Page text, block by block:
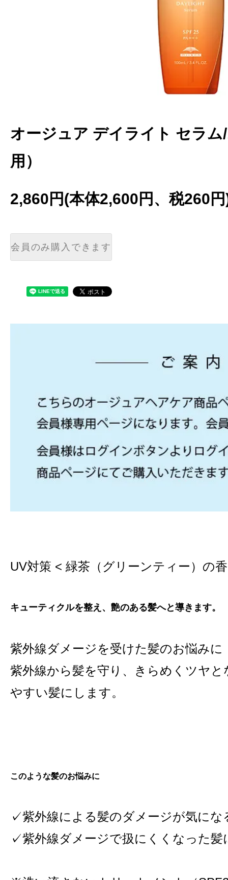
オージュア デイライト セラ
用）
2,860円(本体2,600円、税260
会員のみ購入できます
UV対策 < 緑茶（グリーンティー）の
キューティクルを整え、艶のある髪へと導きます。
紫外線ダメージを受けた髪のお悩みに
紫外線から髪を守り、きらめくツヤ
やすい髪にします。
このような髪のお悩みに
✓紫外線による髪のダメージが気にな
✓紫外線ダメージで扱にくくなった髪